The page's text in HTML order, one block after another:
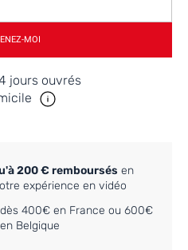
MOI
jours ouvrés
200 € remboursés en
expérience en vidéo
400€ en France ou 600€
en Belgique